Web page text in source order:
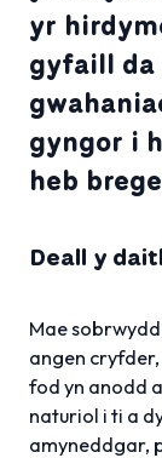
yr
gyfaill da
gyngor i
heb
Deall y
Mae
angen
fod yn anodd
naturiol i ti a
amyneddgar,